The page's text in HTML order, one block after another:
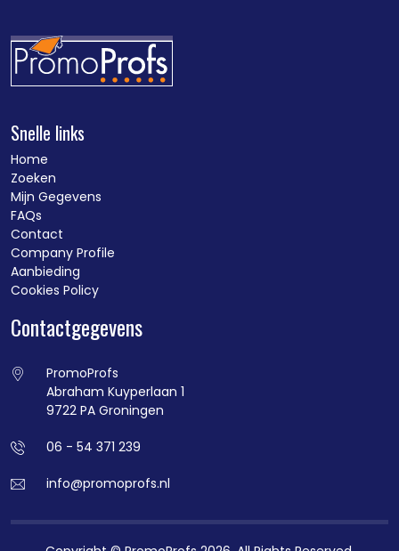
Snelle links
Home
Zoeken
Mijn Gegevens
FAQs
Contact
Company Profile
Aanbieding
Cookies Policy
Contactgegevens
PromoProfs
Abraham Kuyperlaan 1
9722 PA Groningen
06 - 54 371 239
info@promoprofs.nl